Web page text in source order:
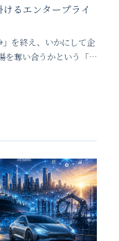
けるエンタープライ
を終え、いかにして企
を奪い合うかという「経
となったのが、
」です。 一見する